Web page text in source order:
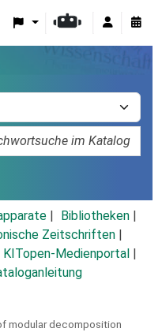
Bibliotheken
Zeitschriften
KITopen-Medienportal
modular decomposition